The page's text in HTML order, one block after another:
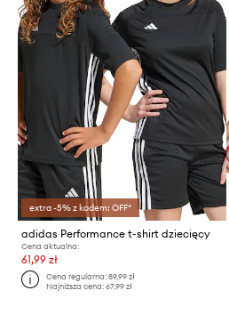
extra -5% z kodem: OFF*
adidas Performance t-shirt dziecięcy
Cena aktualna:
61,99 zł
Cena regularna:89,99 zł
Najniższa cena:67,99 zł